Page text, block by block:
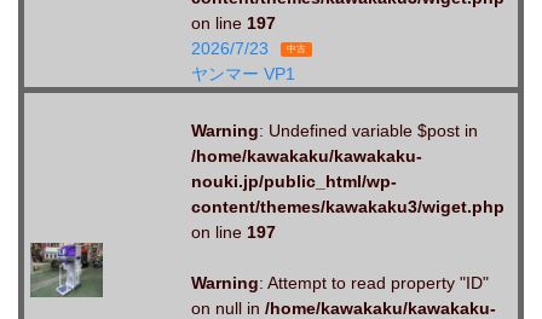
on line 197
2026/7/23
中古
ヤンマー VP1
Warning: Undefined variable $post in
/home/kawakaku/kawakaku-
nouki.jp/public_html/wp-
content/themes/kawakaku3/wiget.php
on line 197
Warning: Attempt to read property "ID"
on null in /home/kawakaku/kawakaku-